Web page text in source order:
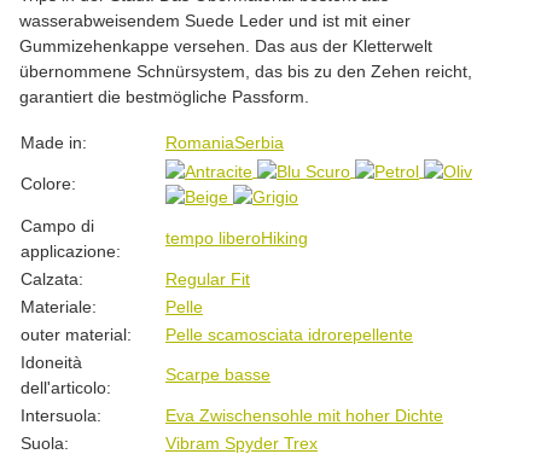
wasserabweisendem Suede Leder und ist mit einer
Gummizehenkappe versehen. Das aus der Kletterwelt
übernommene Schnürsystem, das bis zu den Zehen reicht,
garantiert die bestmögliche Passform.
#productDetails.itemInformation#
#productDetails.itemValue#
Made in: RomaniaSerbia
Colore:
Campo di
applicazione:
tempo liberoHiking
Calzata:
Regular Fit
Materiale:
Pelle
outer material:
Pelle scamosciata idrorepellente
Idoneità
dell'articolo:
Scarpe basse
Intersuola:
Eva Zwischensohle mit hoher Dichte
Suola:
Vibram Spyder Trex